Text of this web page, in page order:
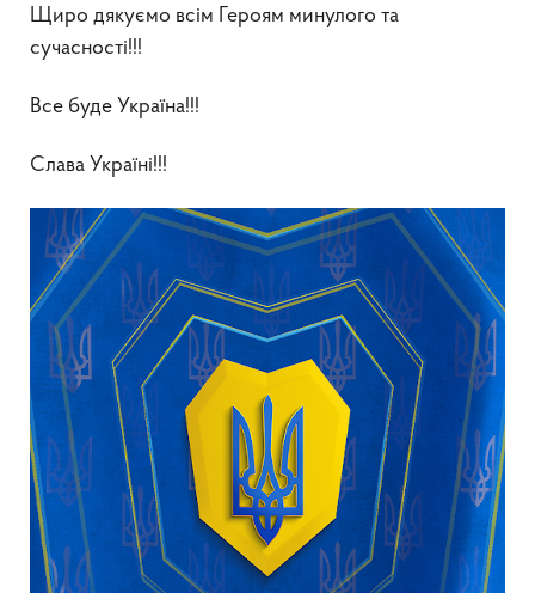
Щиро дякуємо всім Героям минулого та
сучасності!!!
Все буде Україна!!!
Слава Україні!!!